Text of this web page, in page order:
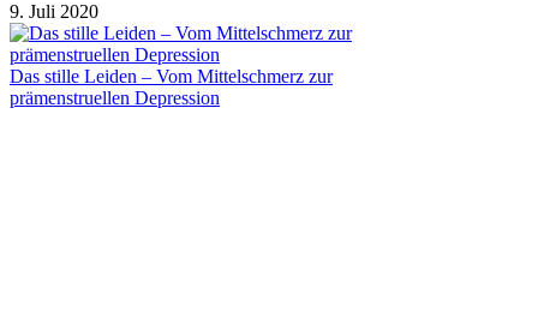
9. Juli 2020
Das stille Leiden – Vom Mittelschmerz zur
prämenstruellen Depression